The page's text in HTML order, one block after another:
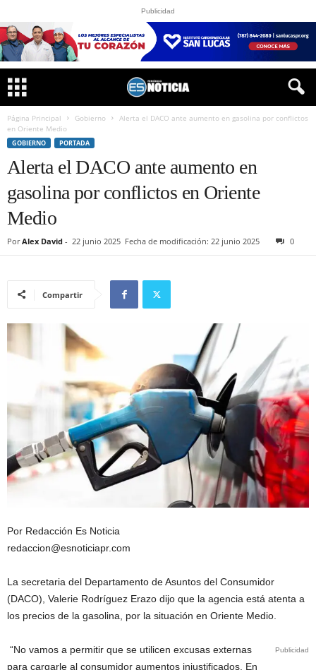
Publicidad
Página Principal Gobierno
Alerta el DACO ante aumento en gasolina por conflictos
en Oriente Medio
GOBIERNO PORTADA
Alerta el DACO ante aumento en
gasolina por conflictos en Oriente
Medio
Por Alex David - 22 junio 2025 Fecha de modificación: 22 junio 2025 0
Compartir
Por Redacción Es Noticia
redaccion@esnoticiapr.com
La secretaria del Departamento de Asuntos del Consumidor
(DACO), Valerie Rodríguez Erazo dijo que la agencia está atenta a
los precios de la gasolina, por la situación en Oriente Medio.
Publicidad
“No vamos a permitir que se utilicen excusas externas
para cargarle al consumidor aumentos injustificados. En